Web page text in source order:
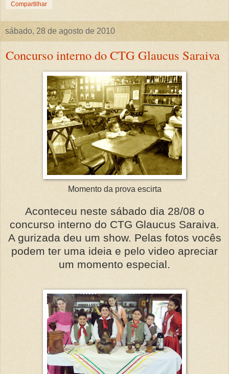
Compartilhar
sábado, 28 de agosto de 2010
Concurso interno do CTG Glaucus Saraiva
Momento da prova escirta
Aconteceu neste sábado dia 28/08 o
concurso interno do CTG Glaucus Saraiva.
A gurizada deu um show. Pelas fotos vocês
podem ter uma ideia e pelo video apreciar
um momento especial.